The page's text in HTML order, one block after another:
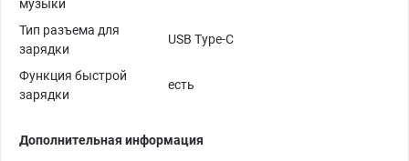
музыки
Тип разъема для
зарядки
USB Type-C
Функция быстрой
зарядки
есть
Дополнительная информация